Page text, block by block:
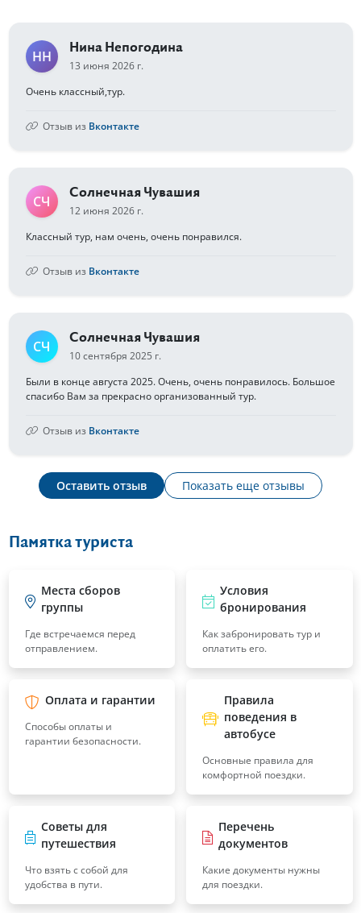
НН
Нина Непогодина
13 июня 2026 г.
Очень классный,тур.
Отзыв из Вконтакте
СЧ
Солнечная Чувашия
12 июня 2026 г.
Классный тур, нам очень, очень понравился.
Отзыв из Вконтакте
СЧ
Солнечная Чувашия
10 сентября 2025 г.
Были в конце августа 2025. Очень, очень понравилось. Большое
спасибо Вам за прекрасно организованный тур.
Отзыв из Вконтакте
Оставить отзыв Показать еще отзывы
Памятка туриста
Места сборов
группы
Где встречаемся перед
отправлением.
Условия
бронирования
Как забронировать тур и
оплатить его.
Оплата и гарантии
Способы оплаты и
гарантии безопасности.
Правила
поведения в
автобусе
Основные правила для
комфортной поездки.
Советы для
путешествия
Что взять с собой для
удобства в пути.
Перечень
документов
Какие документы нужны
для поездки.